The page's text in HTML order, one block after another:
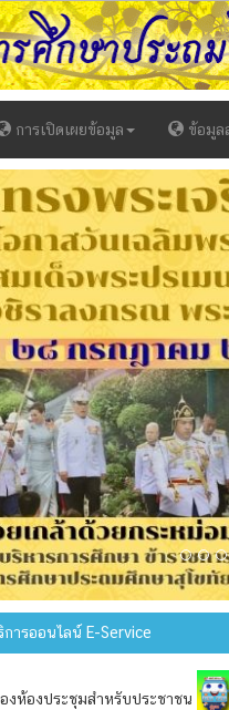
การเปิดเผยข้อมูล ข้อมูล
ารออนไลน์ E-Service
งห้องประชุมสำหรับประชาชน